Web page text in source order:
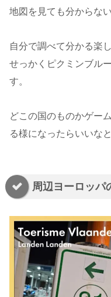
地図を見ても分からな
自分で調べて分かる楽
せっかくピクミンブル
す。
どこの国のものかゲー
る様になったらいいな
周辺ヨーロッパ